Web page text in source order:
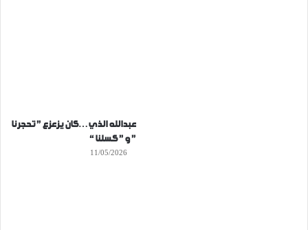
عبدالله الذي…كان يزعزع ” تحجرنا
” و ” كسلنا “
11/05/2026